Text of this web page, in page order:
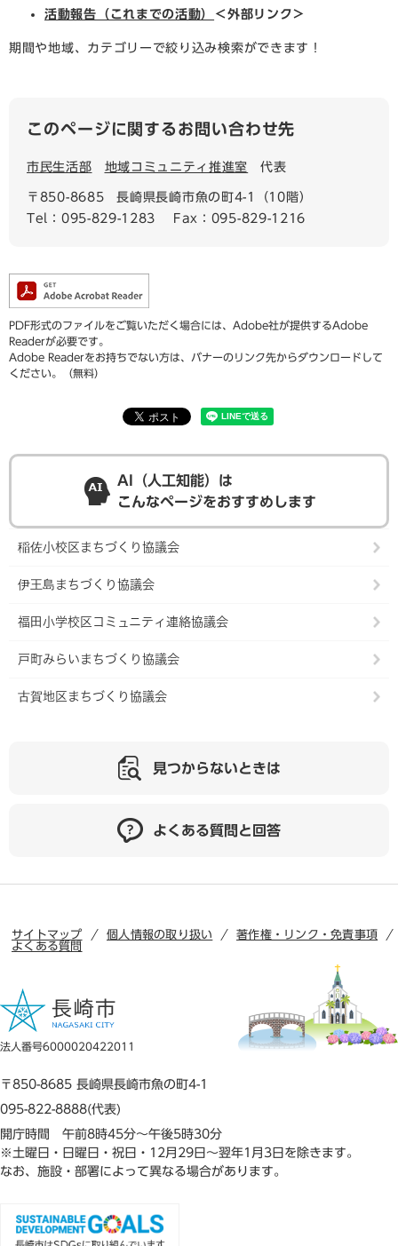
活動報告（これまでの活動）
＜外部リンク＞
期間や地域、カテゴリーで絞り込み検索ができます！
このページに関するお問い合わせ先
市民生活部 地域コミュニティ推進室 代表
〒850-8685
長崎県長崎市魚の町4-1（10階）
Tel：095-829-1283
Fax：095-829-1216
PDF形式のファイルをご覧いただく場合には、Adobe社が提供するAdobe
Readerが必要です。
Adobe Readerをお持ちでない方は、バナーのリンク先からダウンロードして
ください。（無料）
AI（人工知能）は
こんなページをおすすめします
稲佐小校区まちづくり協議会
伊王島まちづくり協議会
福田小学校区コミュニティ連絡協議会
戸町みらいまちづくり協議会
古賀地区まちづくり協議会
見つからないときは
よくある質問と回答
サイトマップ 個人情報の取り扱い
著作権・リンク・免責事項
よくある質問
法人番号6000020422011
〒850-8685 長崎県長崎市魚の町4-1
095-822-8888(代表)
開庁時間 午前8時45分～午後5時30分
※土曜日・日曜日・祝日・12月29日～翌年1月3日を除きます。
なお、施設・部署によって異なる場合があります。